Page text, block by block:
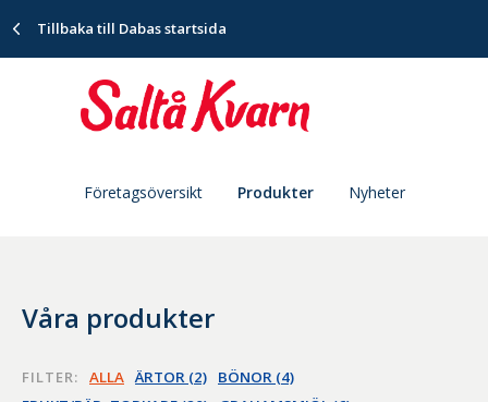
Tillbaka till Dabas startsida
Företagsöversikt Produkter Nyheter
Våra produkter
FILTER: ALLA ÄRTOR (2)
BÖNOR (4)